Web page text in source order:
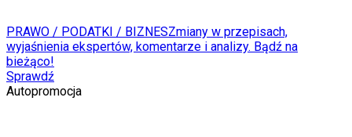
PRAWO / PODATKI / BIZNESZmiany w przepisach,
wyjaśnienia ekspertów, komentarze i analizy. Bądź na
bieżąco!
Sprawdź
Autopromocja